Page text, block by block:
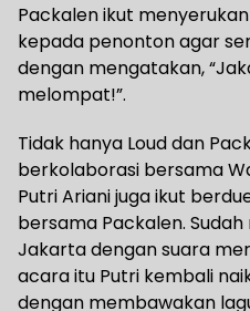
Packalen ikut
kepada penonton agar
dengan mengatakan,
melompat!”.
Tidak hanya Loud dan
berkolaborasi bersama
Putri Ariani juga ikut
bersama Packalen.
Jakarta dengan suara
acara itu Putri kembali
dengan membawakan